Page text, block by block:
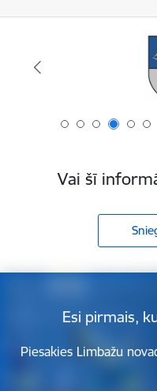
Vai šī
Esi pirmais,
Piesakies Limbažu